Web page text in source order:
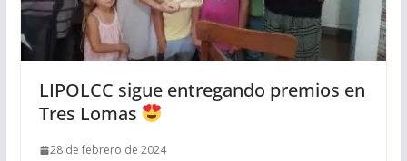
LIPOLCC sigue entregando premios en
Tres Lomas
28 de febrero de 2024